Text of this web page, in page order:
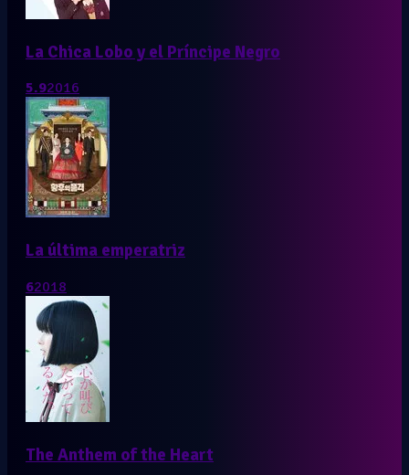
La Chica Lobo y el Príncipe Negro
5.92016
La última emperatriz
62018
The Anthem of the Heart